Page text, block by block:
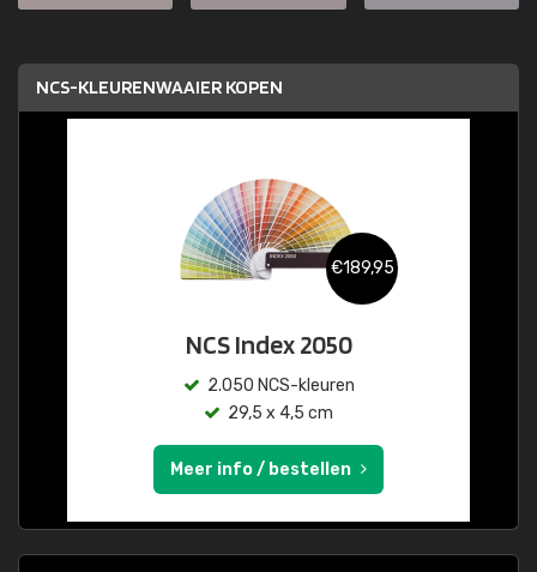
NCS-KLEURENWAAIER KOPEN
€189,95
NCS Index 2050
2.050 NCS-kleuren
29,5 x 4,5 cm
Meer info / bestellen